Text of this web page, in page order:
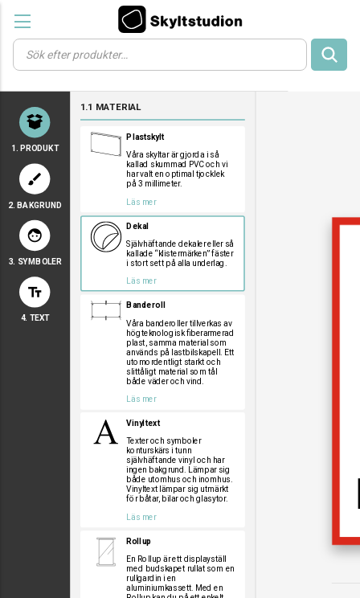
Products
search
a
a
aa
a
1. PRODUKT
brush
2. BAKGRUND
face
3. SYMBOLER
text_fields
4. TEXT
1.1 MATERIAL
Plastskylt
Våra skyltar är gjorda i så
kallad skummad PVC och vi
har valt en optimal tjocklek
på 3 millimeter.
Läs mer
Dekal
Självhäftande dekaler eller så
kallade “klistermärken” fäster
i stort sett på alla underlag.
Läs mer
Banderoll
Våra banderoller tillverkas av
högteknologisk fiberarmerad
plast, samma material som
används på lastbilskapell. Ett
utomordentligt starkt och
slittåligt material som tål
både väder och vind.
Läs mer
Vinyltext
Texter och symboler
konturskärs i tunn
självhäftande vinyl och har
ingen bakgrund. Lämpar sig
både utomhus och inomhus.
Vinyltext lämpar sig utmärkt
för båtar, bilar och glasytor.
Läs mer
Rollup
En Rollup är ett displayställ
med budskapet rullat som en
rullgardin i en
aluminiumkassett. Med en